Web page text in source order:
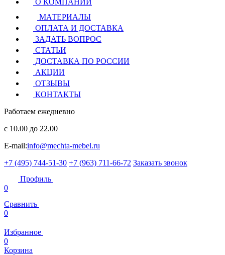
О КОМПАНИИ
МАТЕРИАЛЫ
ОПЛАТА И ДОСТАВКА
ЗАДАТЬ ВОПРОС
СТАТЬИ
ДОСТАВКА ПО РОССИИ
АКЦИИ
ОТЗЫВЫ
КОНТАКТЫ
Работаем ежедневно
с 10.00 до 22.00
E-mail:info@mechta-mebel.ru
+7 (495) 744-51-30 +7 (963) 711-66-72 Заказать звонок
Профиль
0
Сравнить
0
Избранное
0
Корзина